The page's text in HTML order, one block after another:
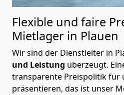
Flexible und faire
Mietlager in Plauen
Wir sind der Dienstleiter in
und Leistung überzeugt.
transparente Preispolitik für
präsentieren, das ist unser